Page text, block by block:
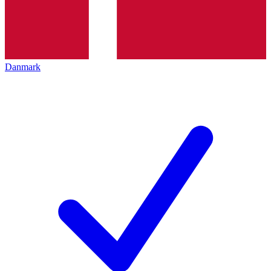
Danmark